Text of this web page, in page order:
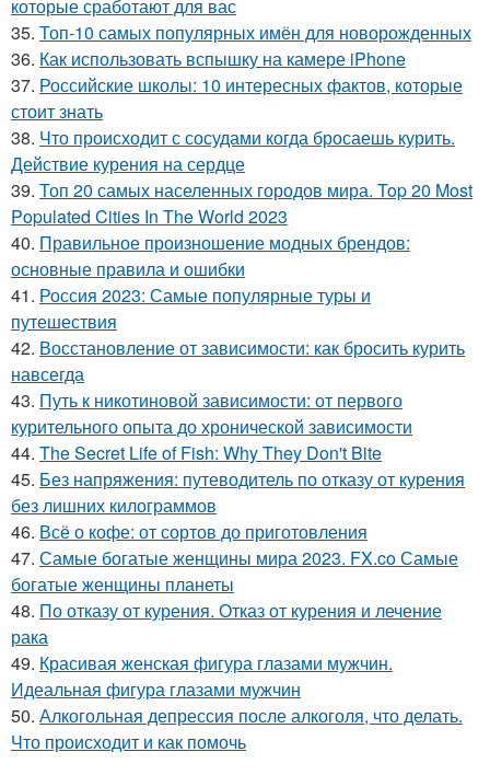
которые сработают для вас
35. Топ-10 самых популярных имён для новорожденных
36. Как использовать вспышку на камере iPhone
37. Российские школы: 10 интересных фактов, которые
стоит знать
38. Что происходит с сосудами когда бросаешь курить.
Действие курения на сердце
39. Топ 20 самых населенных городов мира. Top 20 Most
Populated Cities In The World 2023
40. Правильное произношение модных брендов:
основные правила и ошибки
41. Россия 2023: Самые популярные туры и
путешествия
42. Восстановление от зависимости: как бросить курить
навсегда
43. Путь к никотиновой зависимости: от первого
курительного опыта до хронической зависимости
44. The Secret Life of Fish: Why They Don't Bite
45. Без напряжения: путеводитель по отказу от курения
без лишних килограммов
46. Всё о кофе: от сортов до приготовления
47. Самые богатые женщины мира 2023. FX.co Самые
богатые женщины планеты
48. По отказу от курения. Отказ от курения и лечение
рака
49. Красивая женская фигура глазами мужчин.
Идеальная фигура глазами мужчин
50. Алкогольная депрессия после алкоголя, что делать.
Что происходит и как помочь